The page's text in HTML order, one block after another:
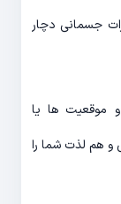
جسمانی دچار
موقعیت ها یا
و هم لذت شما را